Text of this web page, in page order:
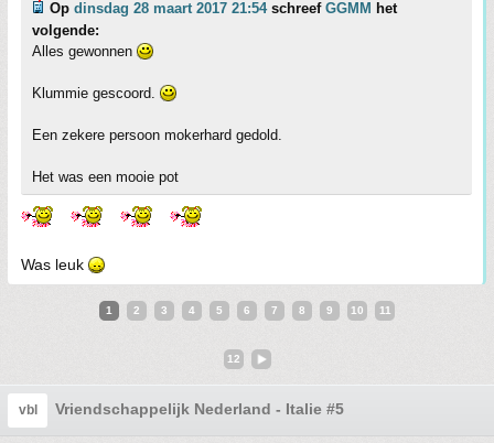
Op dinsdag 28 maart 2017 21:54schreef GGMM het
volgende:
Alles gewonnen
Klummie gescoord.
Een zekere persoon mokerhard gedold.
Het was een mooie pot
Was leuk
1 2 3 4 5 6 7 8 9 10 11
12
vbl Vriendschappelijk Nederland - Italie #5